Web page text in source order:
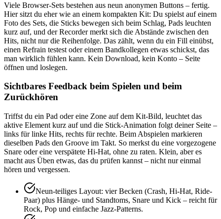
Viele Browser-Sets bestehen aus neun anonymen Buttons – fertig.
Hier sitzt du eher wie an einem kompakten Kit: Du spielst auf einem
Foto des Sets, die Sticks bewegen sich beim Schlag, Pads leuchten
kurz auf, und der Recorder merkt sich die Abstände zwischen den
Hits, nicht nur die Reihenfolge. Das zählt, wenn du ein Fill einübst,
einen Refrain testest oder einem Bandkollegen etwas schickst, das
man wirklich fühlen kann. Kein Download, kein Konto – Seite
öffnen und loslegen.
Sichtbares Feedback beim Spielen und beim
Zurückhören
Triffst du ein Pad oder eine Zone auf dem Kit-Bild, leuchtet das
aktive Element kurz auf und die Stick-Animation folgt deiner Seite –
links für linke Hits, rechts für rechte. Beim Abspielen markieren
dieselben Pads den Groove im Takt. So merkst du eine vorgezogene
Snare oder eine verspätete Hi-Hat, ohne zu raten. Klein, aber es
macht aus Üben etwas, das du prüfen kannst – nicht nur einmal
hören und vergessen.
Neun-teiliges Layout: vier Becken (Crash, Hi-Hat, Ride-
Paar) plus Hänge- und Standtoms, Snare und Kick – reicht für
Rock, Pop und einfache Jazz-Patterns.